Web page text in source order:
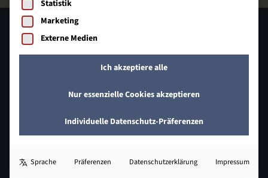
Johann-Heinrich-Schröder-Straße 32
31832 Springe
Statistik
Marketing
Externe Medien
Ich akzeptiere alle
Nur essenzielle Cookies akzeptieren
Individuelle Datenschutz-Präferenzen
Sprache Präferenzen Datenschutzerklärung Impressum